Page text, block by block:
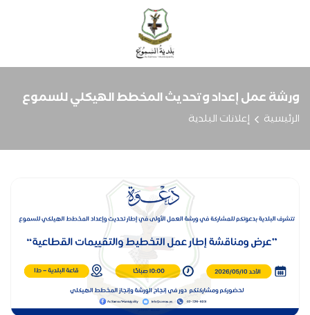
ورشة عمل إعداد وتحديث المخطط الهيكلي للسموع
الرئيسية إعلانات البلدية